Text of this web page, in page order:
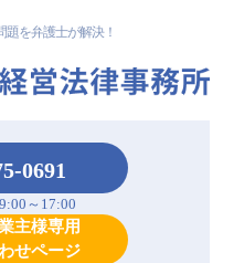
を弁護士が解決！
0691
～17:00
主様専用
せページ